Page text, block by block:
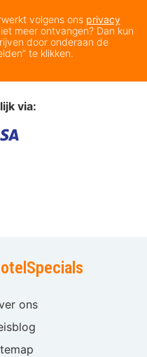
volgens ons privacy
meer ontvangen? Dan kun
door onderaan de
te klikken.
via:
ons